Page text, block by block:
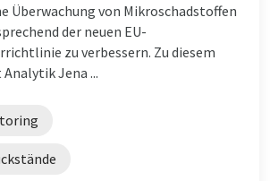
Überwachung von Mikroschadstoffen
der neuen EU-
zu verbessern. Zu diesem
Jena ...